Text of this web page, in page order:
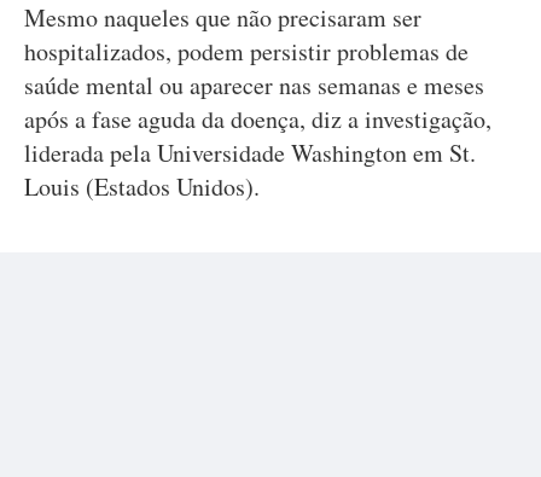
Mesmo naqueles que não precisaram ser
hospitalizados, podem persistir problemas de
saúde mental ou aparecer nas semanas e meses
após a fase aguda da doença, diz a investigação,
liderada pela Universidade Washington em St.
Louis (Estados Unidos).